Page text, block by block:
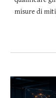
misure di